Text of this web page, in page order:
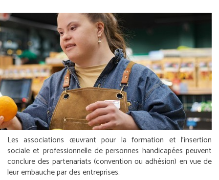
Les associations œuvrant pour la formation et l’insertion
sociale et professionnelle de personnes handicapées peuvent
conclure des partenariats (convention ou adhésion) en vue de
leur embauche par des entreprises.